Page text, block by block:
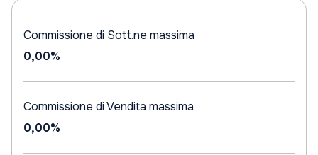
Commissione di Sott.ne massima
0,00%
Commissione di Vendita massima
0,00%